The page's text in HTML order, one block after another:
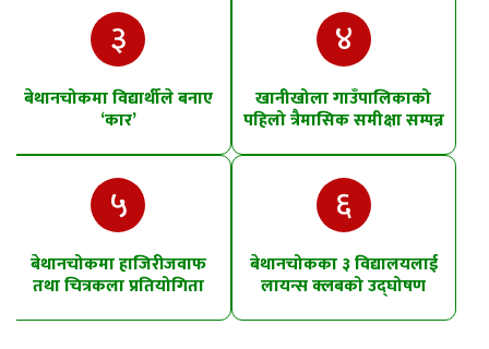
३
बेथानचोकमा विद्यार्थीले बनाए
‘कार’
४
खानीखोला गाउँपालिकाको
पहिलो त्रैमासिक समीक्षा सम्पन्न
५
बेथानचोकमा हाजिरीजवाफ
तथा चित्रकला प्रतियोगिता
६
बेथानचोकका ३ विद्यालयलाई
लायन्स क्लबको उद्घोषण